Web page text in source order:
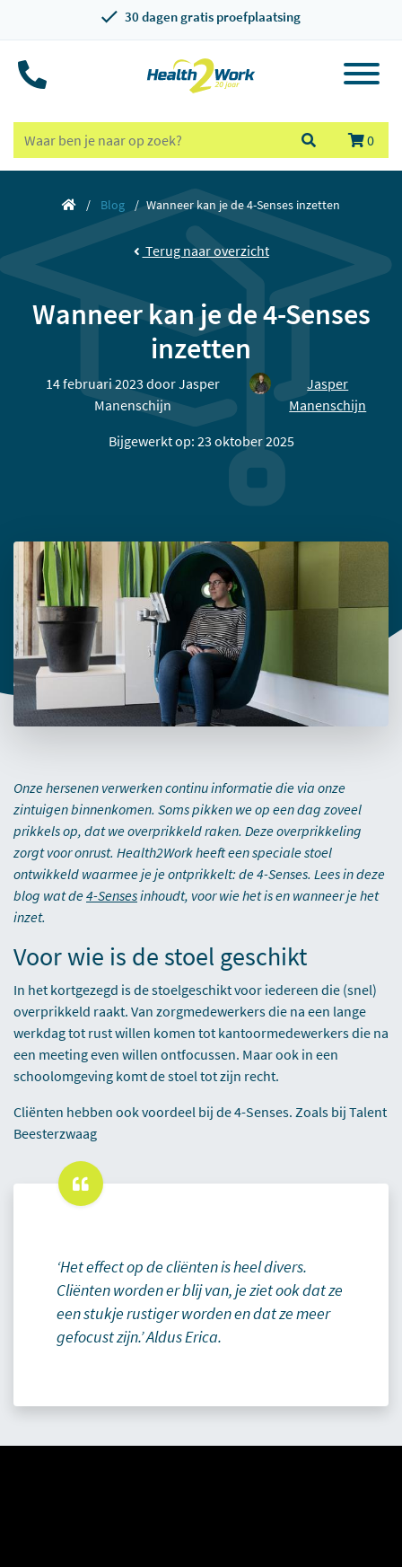
30 dagen gratis proefplaatsing
0
Blog Wanneer kan je de 4-Senses inzetten
Terug naar overzicht
Wanneer kan je de 4-Senses
inzetten
14 februari 2023 doorJasper
Manenschijn
Jasper
Manenschijn
Bijgewerkt op: 23 oktober 2025
Onze hersenen verwerken continu informatie die via onze
zintuigen binnenkomen. Soms pikken we op een dag zoveel
prikkels op, dat we overprikkeld raken. Deze overprikkeling
zorgt voor onrust. Health2Work heeft een speciale stoel
ontwikkeld waarmee je je ontprikkelt: de 4-Senses. Lees in deze
blog wat de4-Sensesinhoudt, voor wie het is en wanneer je het
inzet.
Voor wie is de stoel geschikt
In het kortgezegd is de stoelgeschikt voor iedereen die (snel)
overprikkeld raakt. Van zorgmedewerkers die na een lange
werkdag tot rust willen komen tot kantoormedewerkers die na
een meeting even willen ontfocussen. Maar ook in een
schoolomgeving komt de stoel tot zijn recht.
Cliënten hebben ook voordeel bij de 4-Senses. Zoals bij Talent
Beesterzwaag
‘Het effect op de cliënten is heel divers.
Cliënten worden er blij van, je ziet ook dat ze
een stukje rustiger worden en dat ze meer
gefocust zijn.’ Aldus Erica.